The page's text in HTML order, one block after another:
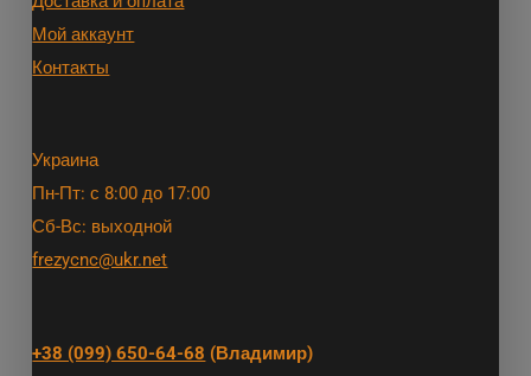
Мой аккаунт
Контакты
Украина
Пн-Пт: с 8:00 до 17:00
Сб-Вс: выходной
frezycnc@ukr.net
+38 (099) 650-64-68 (Владимир)